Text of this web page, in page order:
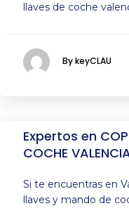
llaves de coche
By keyCLAU
Expertos en
COCHE
Si te encuentras en
llaves y mando de